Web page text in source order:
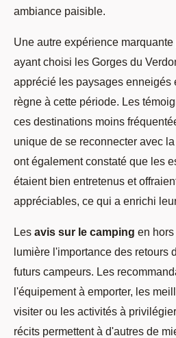
ambiance paisible.
Une autre expérience
ayant choisi les Gorges du
apprécié les paysages enneigés
règne à cette période. Les
ces destinations moins
unique de se reconnecter avec
ont également constaté que les
étaient bien entretenus et
appréciables, ce qui a enrichi
Les avis sur le camping en
lumière l'importance des retours
futurs campeurs. Les
l'équipement à emporter, les
visiter ou les activités à
récits permettent à d'autres de